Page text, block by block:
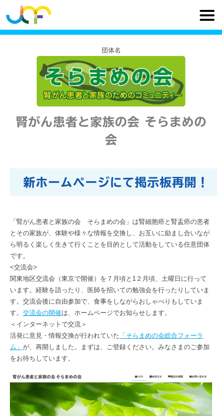
団体名
腎がん患者と家族の会 そらまめの
会
新ホームページにて掲示板再開！
「腎がん患者と家族の会 そらまめの会」は腎細胞癌と腎盂癌の患者
とその家族が、体験や様々な情報を交換し、お互いに励まし合いなが
ら明るく楽しく生きて行くことを目的として活動をしている任意団体
です。
<交流会>
関東地区交流会（東京で開催）を７月頃と1２月頃、土曜日に行って
います。経験を語ったり、医師を招いての勉強会を行ったりしていま
す。交流会後に自由参加で、食事をしながらおしゃべりもしていま
す。 交流会の開催は、ホームページでお知らせします。
＜インターネットで交流＞
活発に意見・情報交換が行われていた 「そらまめの会総合フォーラ
ム」 が、再開しました。まずは、ご登録ください。みなさまのご参加
をお待ちしています。